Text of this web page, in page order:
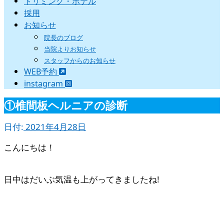
採用
お知らせ
院長のブログ
当院よりお知らせ
スタッフからのお知らせ
WEB予約
instagram
①椎間板ヘルニアの診断
日付: 2021年4月28日
こんにちは！
日中はだいぶ気温も上がってきましたね!